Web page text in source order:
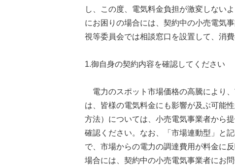
し、この度、電気料金負担が激変しない
にお困りの場合には、契約中の小売電気
視等委員会では相談窓口を設置して、消
1.御自身の契約内容を確認してください
電力のスポット市場価格の高騰により
は、皆様の電気料金にも影響が及ぶ可能
方法）については、小売電気事業者から
確認ください。なお、「市場連動型」と
で、市場からの電力の調達費用が料金に
場合には、契約中の小売電気事業者にお問